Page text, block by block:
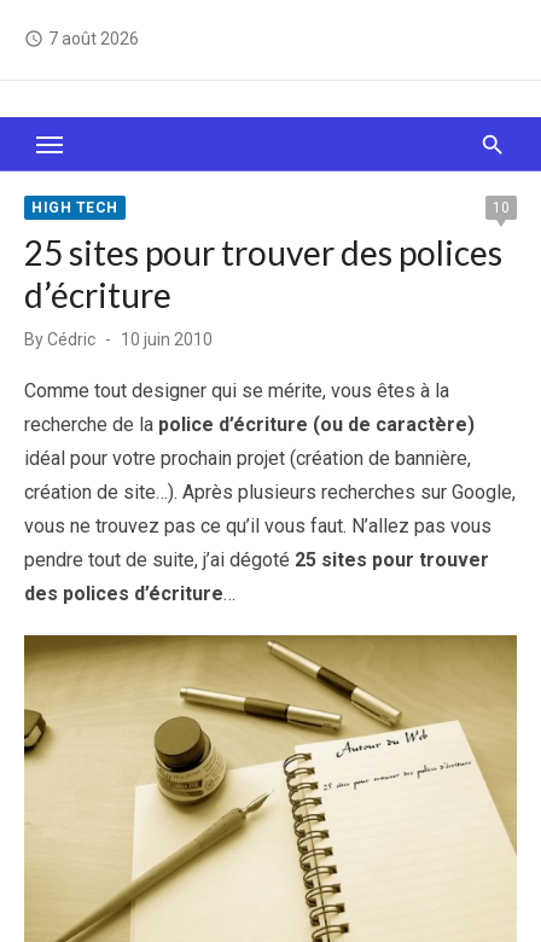
access_time 7 août 2026
Le Web, c'est comme une boîte de chocolats… On
sait jamais sur quoi on va tomber !
HIGH TECH 10
25 sites pour trouver des polices
d’écriture
ByCédric
Posted
10 juin 2010
Comme tout designer qui se mérite, vous êtes à la
recherche de la police d’écriture (ou de caractère)
idéal pour votre prochain projet (création de bannière,
création de site…). Après plusieurs recherches sur Google,
vous ne trouvez pas ce qu’il vous faut. N’allez pas vous
pendre tout de suite, j’ai dégoté 25 sites pour trouver
des polices d’écriture…